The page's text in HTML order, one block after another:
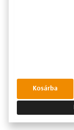
Kosárba